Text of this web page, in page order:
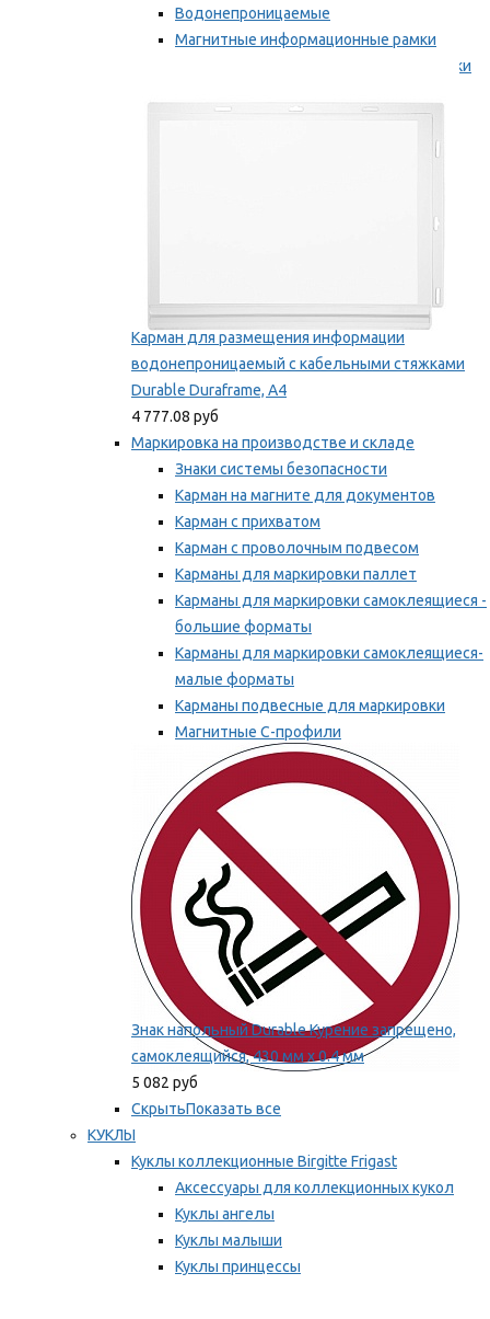
Водонепроницаемые
Магнитные информационные рамки
Самоклеящиеся информационные рамки
Карман для размещения информации
водонепроницаемый с кабельными стяжками
Durable Duraframe, А4
4 777.08 руб
Маркировка на производстве и складе
Знаки системы безопасности
Карман на магните для документов
Карман с прихватом
Карман с проволочным подвесом
Карманы для маркировки паллет
Карманы для маркировки самоклеящиеся -
большие форматы
Карманы для маркировки самоклеящиеся-
малые форматы
Карманы подвесные для маркировки
Магнитные С-профили
Напольная маркировка
Мы рекомендуем
Знак напольный Durable Курение запрещено,
самоклеящийся, 430 мм х 0.4 мм
5 082 руб
СкрытьПоказать все
КУКЛЫ
Куклы коллекционные Birgitte Frigast
Аксессуары для коллекционных кукол
Куклы ангелы
Куклы малыши
Куклы принцессы